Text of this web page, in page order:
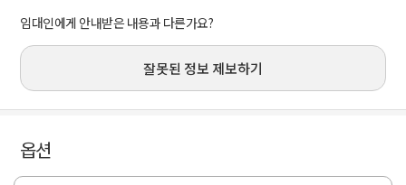
임대인에게 안내받은 내용과 다른가요?
잘못된 정보 제보하기
옵션